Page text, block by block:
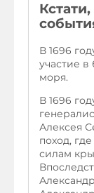
В 1696
участие
моря.
В 1696
Алексея
поход,
силам